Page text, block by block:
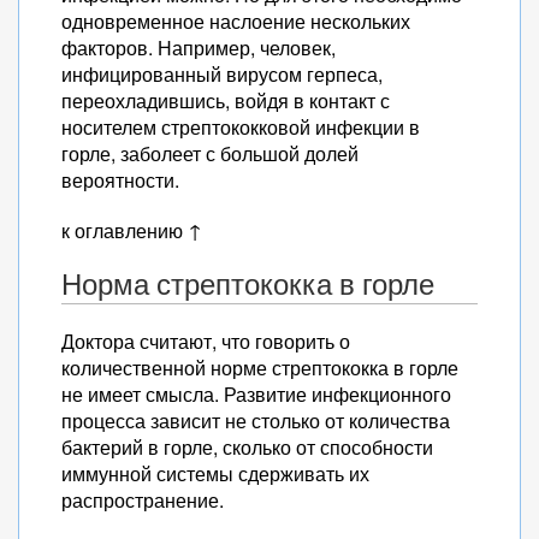
одновременное наслоение нескольких
факторов. Например, человек,
инфицированный вирусом герпеса,
переохладившись, войдя в контакт с
носителем стрептококковой инфекции в
горле, заболеет с большой долей
вероятности.
к оглавлению ↑
Норма стрептококка в горле
Доктора считают, что говорить о
количественной норме стрептококка в горле
не имеет смысла. Развитие инфекционного
процесса зависит не столько от количества
бактерий в горле, сколько от способности
иммунной системы сдерживать их
распространение.